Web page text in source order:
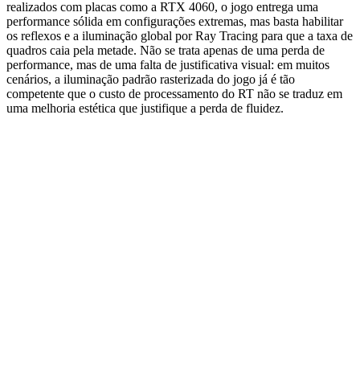
realizados com placas como a RTX 4060, o jogo entrega uma
performance sólida em configurações extremas, mas basta habilitar
os reflexos e a iluminação global por Ray Tracing para que a taxa de
quadros caia pela metade. Não se trata apenas de uma perda de
performance, mas de uma falta de justificativa visual: em muitos
cenários, a iluminação padrão rasterizada do jogo já é tão
competente que o custo de processamento do RT não se traduz em
uma melhoria estética que justifique a perda de fluidez.